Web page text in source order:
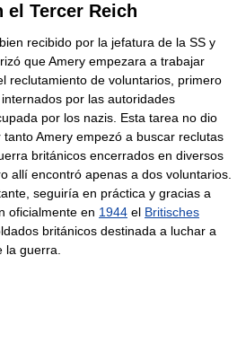
el Tercer Reich
recibido por la jefatura de la SS y
que Amery empezara a trabajar
reclutamiento de voluntarios, primero
por las autoridades
por los nazis. Esta tarea no dio
Amery empezó a buscar reclutas
británicos encerrados en diversos
allí encontró apenas a dos voluntarios.
seguiría en práctica y gracias a
oficialmente en 1944 el Britisches
británicos destinada a luchar a
la guerra.